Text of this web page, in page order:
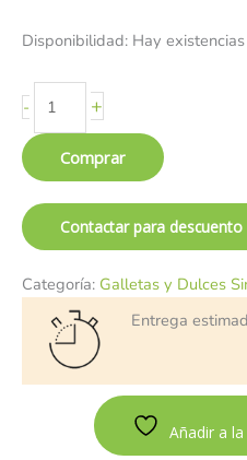
Disponibilidad: Hay existencias
- +
Comprar
Contactar para
Categoría: Galletas y Dulces
Entrega
Añadir a